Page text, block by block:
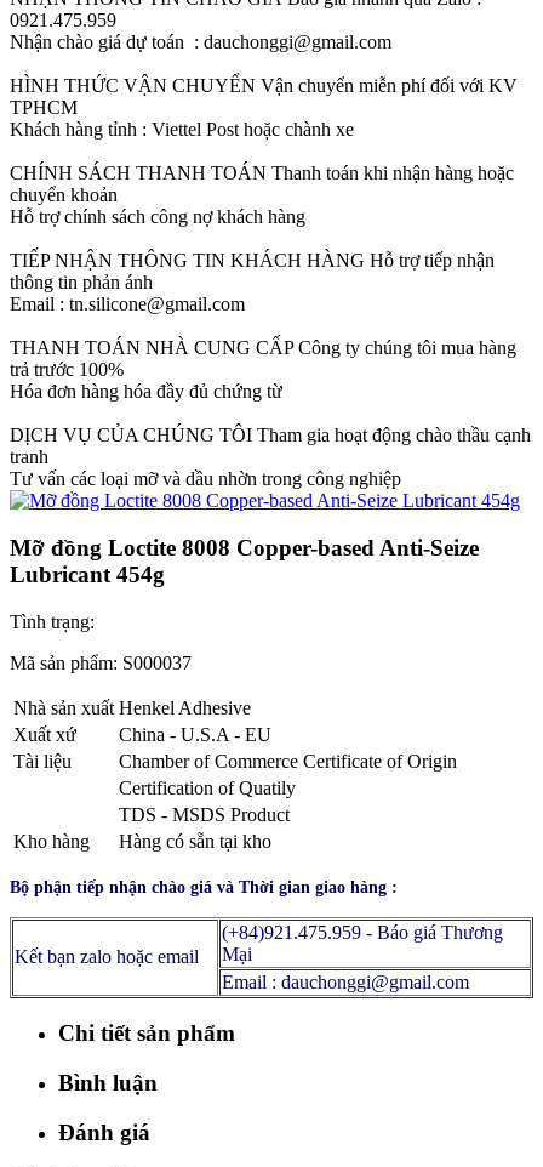
0921.475.959
Nhận chào giá dự toán : dauchonggi@gmail.com
HÌNH THỨC VẬN CHUYỂN Vận chuyển miễn phí đối với KV
TPHCM
Khách hàng tỉnh : Viettel Post hoặc chành xe
CHÍNH SÁCH THANH TOÁN Thanh toán khi nhận hàng hoặc
chuyển khoản
Hỗ trợ chính sách công nợ khách hàng
TIẾP NHẬN THÔNG TIN KHÁCH HÀNG Hỗ trợ tiếp nhận
thông tin phản ánh
Email : tn.silicone@gmail.com
THANH TOÁN NHÀ CUNG CẤP Công ty chúng tôi mua hàng
trả trước 100%
Hóa đơn hàng hóa đầy đủ chứng từ
DỊCH VỤ CỦA CHÚNG TÔI Tham gia hoạt động chào thầu cạnh
tranh
Tư vấn các loại mỡ và dầu nhờn trong công nghiệp
Mỡ đồng Loctite 8008 Copper-based Anti-Seize
Lubricant 454g
Tình trạng:
Mã sản phẩm: S000037
Nhà sản xuất Henkel Adhesive
Xuất xứ
China - U.S.A - EU
Tài liệu
Chamber of Commerce Certificate of Origin
Certification of Quatily
TDS - MSDS Product
Kho hàng
Hàng có sẵn tại kho
Bộ phận tiếp nhận chào giá và Thời gian giao hàng :
Kết bạn zalo hoặc email
(+84)921.475.959 - Báo giá Thương
Mại
Email : dauchonggi@gmail.com
Chi tiết sản phẩm
Bình luận
Đánh giá